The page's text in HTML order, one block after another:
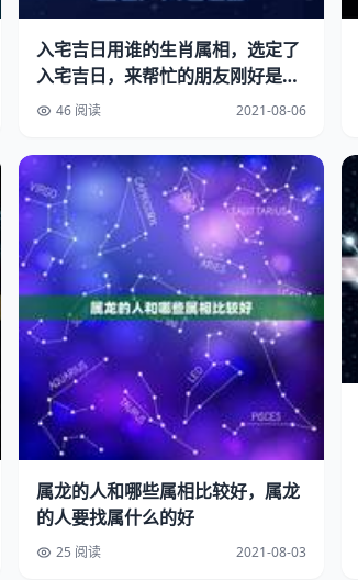
入宅吉日用谁的生肖属相，选定了
入宅吉日，来帮忙的朋友刚好是当
天相冲的属
46 阅读 2021-08-06
属龙的人和哪些属相比较好，属龙
的人要找属什么的好
25 阅读 2021-08-03